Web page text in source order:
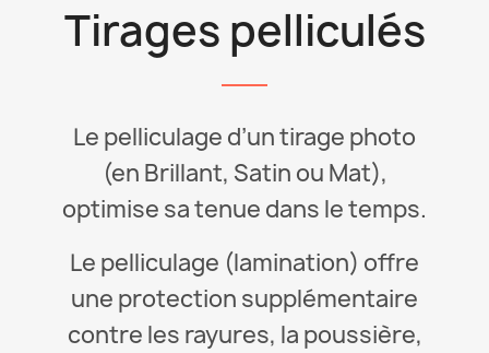
Tirages pelliculés
Le pelliculage d’un tirage photo
(en Brillant, Satin ou Mat),
optimise sa tenue dans le temps.
Le pelliculage (lamination) offre
une protection supplémentaire
contre les rayures, la poussière,